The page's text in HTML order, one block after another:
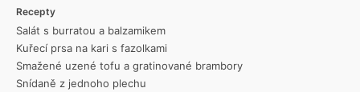
Recepty
Salát s burratou a balzamikem
Kuřecí prsa na kari s fazolkami
Smažené uzené tofu a gratinované brambory
Snídaně z jednoho plechu